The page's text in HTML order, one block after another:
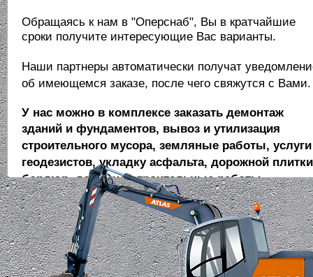
Обращаясь к нам в "Оперснаб", Вы в кратчайшие
сроки получите интересующие Вас варианты.
Наши партнеры автоматически получат
об имеющемся заказе, после чего свяжутся с Вами.
У нас можно в комплексе заказать демонтаж
зданий и фундаментов, вывоз и утилизация
строительного мусора, земляные работы, услуги
геодезистов, укладку асфальта, дорожной
бордюр, дорожно-строительные работы.
Заказать с доставкой бетон, раствор, кирпич,
битый кирпич, железо-бетонные блоки,песок,
гравий, ПГС (песчано-гравийная смесь), щебень,
отсев, лесопиломатериалы,каменный уголь...